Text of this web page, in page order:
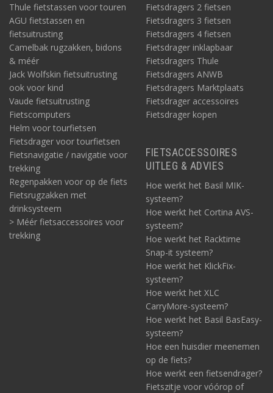
Thule fietstassen voor touren
AGU fietstassen en
fietsuitrusting
Camelbak rugzakken, bidons
& méér
Jack Wolfskin fietsuitrusting
ook voor kind
Vaude fietsuitrusting
Fietscomputers
Helm voor tourfietsen
Fietsdrager voor tourfietsen
Fietsnavigatie / navigatie voor
trekking
Regenpakken voor op de fiets
Fietsrugzakken met
drinksysteem
> Méér fietsaccessoires voor
trekking
Fietsdragers 2 fietsen
Fietsdragers 3 fietsen
Fietsdragers 4 fietsen
Fietsdrager inklapbaar
Fietsdragers Thule
Fietsdragers ANWB
Fietsdragers Marktplaats
Fietsdrager accessoires
Fietsdrager kopen
FIETSACCESSOIRES
UITLEG & ADVIES
Hoe werkt het Basil MIK-
systeem?
Hoe werkt het Cortina AVS-
systeem?
Hoe werkt het Racktime
Snap-it systeem?
Hoe werkt het KlickFix-
systeem?
Hoe werkt het XLC
CarryMore-systeem?
Hoe werkt het Basil BasEasy-
systeem?
Hoe een huisdier meenemen
op de fiets?
Hoe werkt een fietsendrager?
Fietszitje voor vóórop of